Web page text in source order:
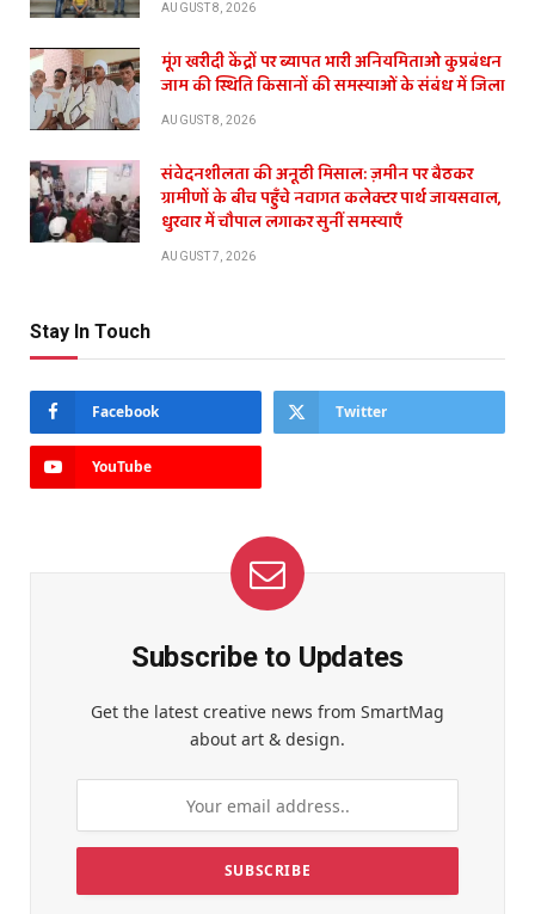
AUGUST 8, 2026
मूंग खरीदी केंद्रों पर ब्यापत भारी अनियमिताओ कुप्रबंधन
जाम की स्थिति किसानों की समस्याओं के संबंध में जिला
AUGUST 8, 2026
संवेदनशीलता की अनूठी मिसाल: ज़मीन पर बैठकर
ग्रामीणों के बीच पहुँचे नवागत कलेक्टर पार्थ जायसवाल,
धुरवार में चौपाल लगाकर सुनीं समस्याएँ
AUGUST 7, 2026
Stay In Touch
Facebook Twitter
YouTube
Subscribe to Updates
Get the latest creative news from SmartMag
about art & design.